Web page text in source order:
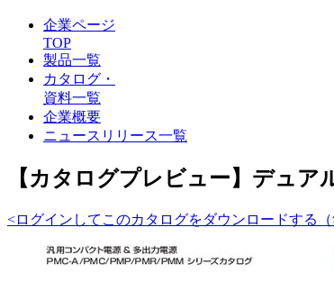
企業ページ
TOP
製品一覧
カタログ・
資料一覧
企業概要
ニュースリリース一覧
【カタログプレビュー】デュ
<ログインしてこのカタログをダウンロードする